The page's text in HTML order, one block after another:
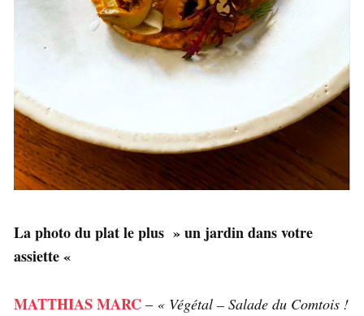
La photo du plat le plus » un jardin dans votre
assiette «
MATTHIAS MARC – « Végétal – Salade du Comtois !